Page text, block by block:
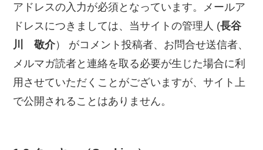
アドレスの入力が必須となっています。メールア
ドレスにつきましては、当サイトの管理人 (長谷
川 敬介） がコメント投稿者、お問合せ送信者、
メルマガ読者と連絡を取る必要が生じた場合に利
用させていただくことがございますが、サイト上
で公開されることはありません。